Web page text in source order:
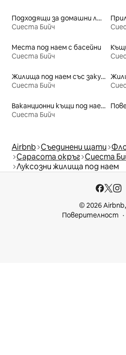
Подходящи за домашни любимци места под наем
Сиеста Бийч
Места под наем с басейни
Сиеста Бийч
Жилища под наем със закуска
Сиеста Бийч
Ваканционни къщи под наем
Сиеста Бийч
Airbnb Съединени щати
Сарасота окръг Сиеста
Луксозни жилища под наем
© 2026
Поверителност